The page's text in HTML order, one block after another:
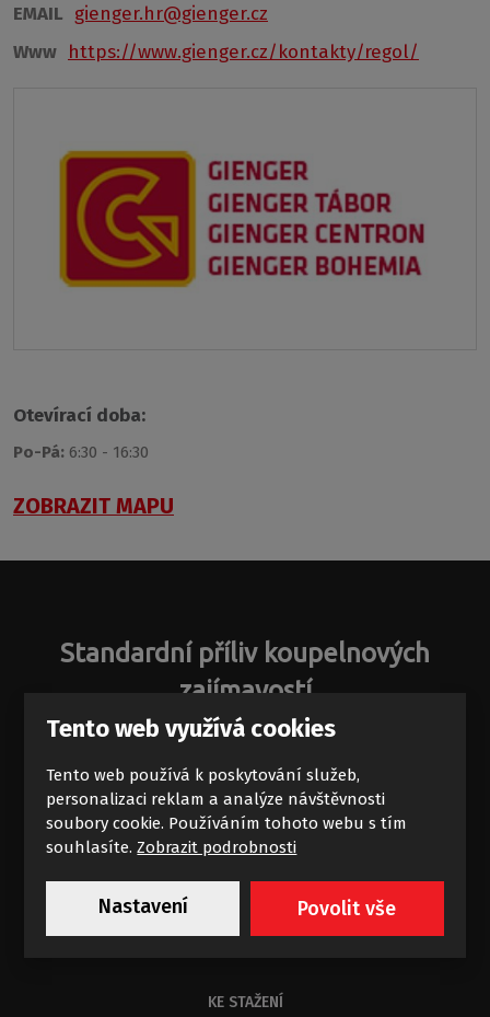
EMAIL gienger.hr@gienger.cz
Www https://www.gienger.cz/kontakty/regol/
Otevírací doba:
Po-Pá: 6:30 - 16:30
ZOBRAZIT MAPU
Standardní příliv koupelnových
zajímavostí
Novinky a akce na e-mail
Chci dostávat výhodné nabídky
Souhlasím se zpracovánímosobních údajů.
KE STAŽENÍ
Tento web využívá cookies
Tento web používá k poskytování služeb,
personalizaci reklam a analýze návštěvnosti
soubory cookie. Používáním tohoto webu s tím
souhlasíte.Zobrazit podrobnosti
Nastavení Povolit vše